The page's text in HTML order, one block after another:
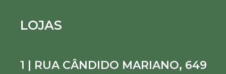
LOJAS
1 | RUA CÂNDIDO MARIANO, 649